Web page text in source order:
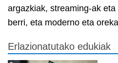
argazkiak, streaming-ak
berri, eta moderno eta
Erlazionatutako edukiak